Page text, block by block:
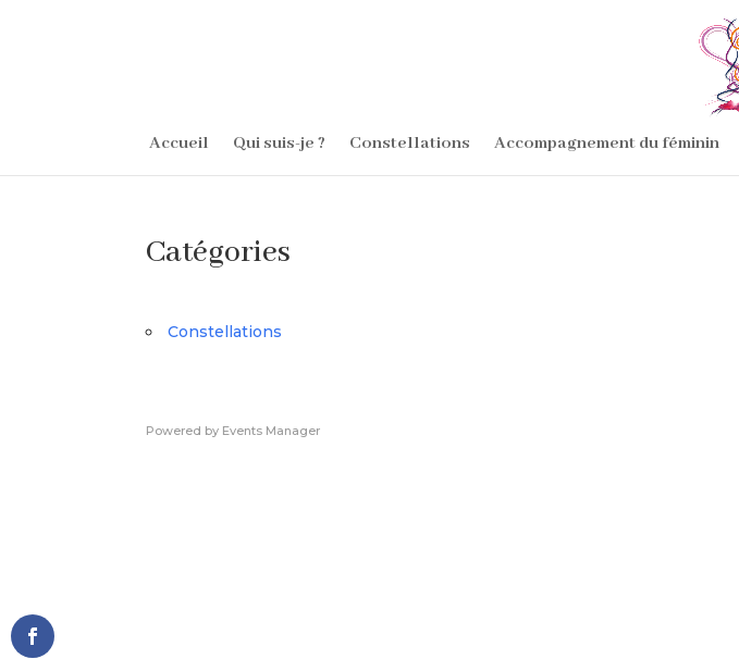
Accueil Qui suis-je ? Constellations Accompagnement du féminin
Catégories
Constellations
Powered by Events Manager